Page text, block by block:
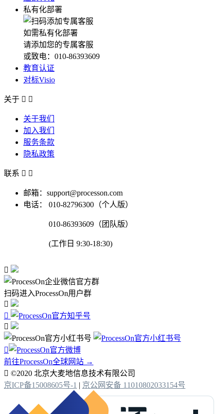
私有化部署
如需私有化部署
请添加您的专属客服
或致电：010-86393609
教育认证
对标Visio
关于  
关于我们
加入我们
服务条款
隐私政策
联系  
邮箱：support@processon.com
电话：
010-82796300（个人版）
010-86393609（团队版）
(工作日 9:30-18:30)

扫码进入ProcessOn用户群




前往ProcessOn全球网站 →
 ©2020 北京大麦地信息技术有限公司
京ICP备15008605号-1 | 京公网安备 11010802033154号